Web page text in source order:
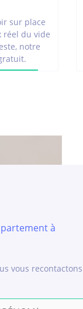
sur place
réel du vide
notre
à
vous